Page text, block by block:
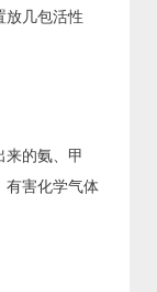
放几包活性
来的氨、甲
有害化学气体